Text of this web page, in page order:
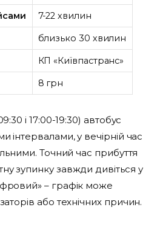
7-22 хвилин
близько 30 хвилин
КП «Київпастранс»
8 грн
і 17:00-19:30) автобус
інтервалами, у вечірній час
Точний час прибуття
зупинку завжди дивіться у
– графік може
або технічних причин.